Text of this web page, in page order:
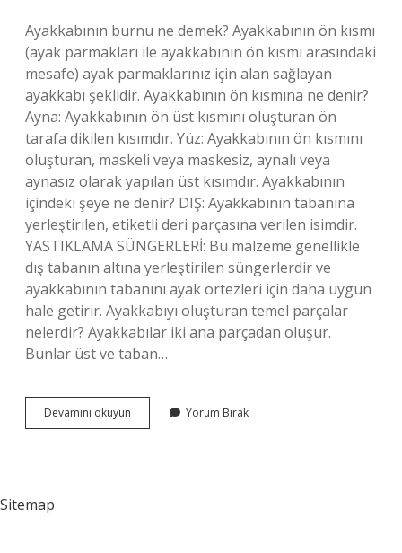
Ayakkabının burnu ne demek? Ayakkabının ön kısmı
(ayak parmakları ile ayakkabının ön kısmı arasındaki
mesafe) ayak parmaklarınız için alan sağlayan
ayakkabı şeklidir. Ayakkabının ön kısmına ne denir?
Ayna: Ayakkabının ön üst kısmını oluşturan ön
tarafa dikilen kısımdır. Yüz: Ayakkabının ön kısmını
oluşturan, maskeli veya maskesiz, aynalı veya
aynasız olarak yapılan üst kısımdır. Ayakkabının
içindeki şeye ne denir? DIŞ: Ayakkabının tabanına
yerleştirilen, etiketli deri parçasına verilen isimdir.
YASTIKLAMA SÜNGERLERİ: Bu malzeme genellikle
dış tabanın altına yerleştirilen süngerlerdir ve
ayakkabının tabanını ayak ortezleri için daha uygun
hale getirir. Ayakkabıyı oluşturan temel parçalar
nelerdir? Ayakkabılar iki ana parçadan oluşur.
Bunlar üst ve taban…
Devamını okuyun Ayakkabının
Burun
Yorum Bırak
Sitemap